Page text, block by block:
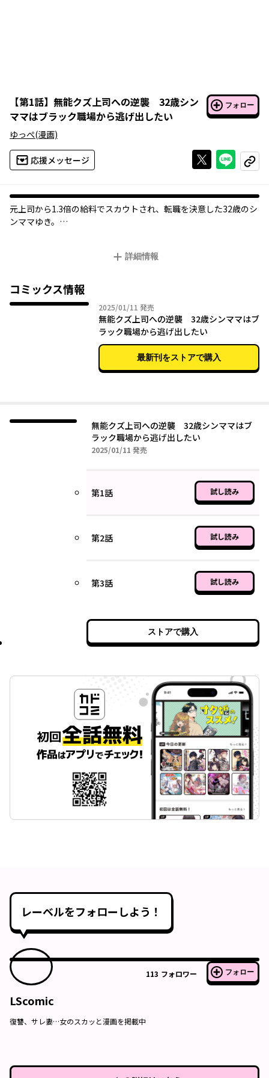
【第1話】 無能クズ上司への逆襲 32歳シン
ママはブラック職場から逃げ出したい
フォロー
ゆっぺ(漫画)
応援メッセージ Xで投稿する
ライン
コピー
元上司から1.3倍の給料でスカウトされ、転職を決意した32歳のシ
ンママゆき。
で耐えながら働いていたゆきは、ある日、娘がネットで炎上させ
娘に苦労をさせたくない、けれど何よりもお金のために退職でき
ない…そんな葛藤から抜け出すための「シンママの秘策」とは!?
詳細情報
コミックス情報
2025/01/11 2025年01月11日
発売
無能クズ上司への逆襲 32歳シンママはブ
ラック職場から逃げ出したい
最新刊をストアで購入
無能クズ上司への逆襲 32歳シンママはブ
ラック職場から逃げ出したい
2025/01/11 2025年01月11日
発売
第1話 試し読み
第2話 試し読み
第3話 試し読み
ストアで購入
レーベルをフォローしよう！
113 フォロワー フォロー
LScomic
復讐、サレ妻…女のスカッと漫画を掲載中